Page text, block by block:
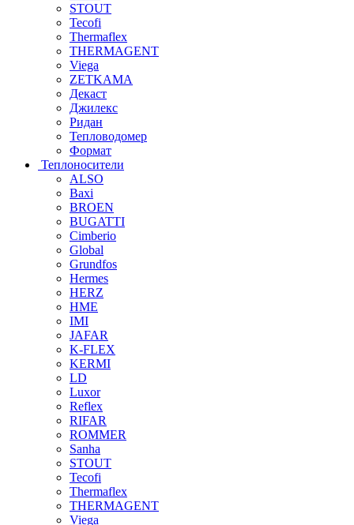
STOUT
Tecofi
Thermaflex
THERMAGENT
Viega
ZETKAMA
Декаст
Джилекс
Ридан
Тепловодомер
Формат
Теплоносители
ALSO
Baxi
BROEN
BUGATTI
Cimberio
Global
Grundfos
Hermes
HERZ
HME
IMI
JAFAR
K-FLEX
KERMI
LD
Luxor
Reflex
RIFAR
ROMMER
Sanha
STOUT
Tecofi
Thermaflex
THERMAGENT
Viega